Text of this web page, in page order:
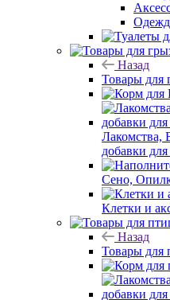
Назад
Товары для
Лакомства,
добавки
Сено,
Клетки и
Назад
Товары для